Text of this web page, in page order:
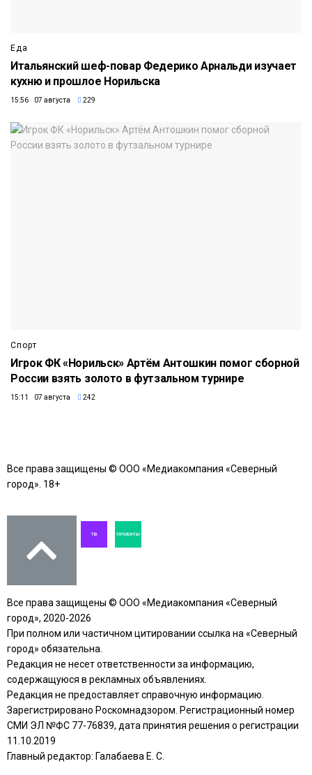
Еда
Итальянский шеф-повар Федерико Арнальди изучает
кухню и прошлое Норильска
15:56 07 августа 229
Спорт
Игрок ФК «Норильск» Артём Антошкин помог сборной
России взять золото в футзальном турнире
15:11 07 августа 242
Все права защищены © ООО «Медиакомпания «Северный
город». 18+
Все права защищены © ООО «Медиакомпания «Северный
город», 2020-2026
При полном или частичном цитировании ссылка на «Северный
город» обязательна.
Редакция не несет ответственности за информацию,
содержащуюся в рекламных объявлениях.
Редакция не предоставляет справочную информацию.
Зарегистрировано Роскомнадзором. Регистрационный номер
СМИ ЭЛ №ФС 77-76839, дата принятия решения о регистрации
11.10.2019
Главный редактор: Галабаева Е. С.